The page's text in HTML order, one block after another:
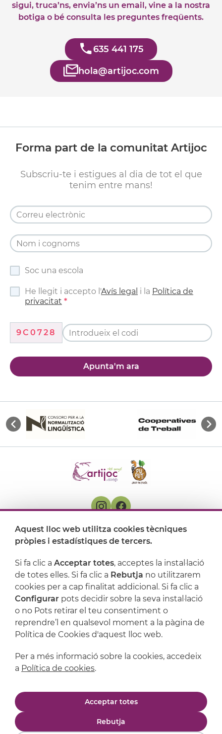
sigui, truca’ns, envia’ns un email, vine a la nostra
botiga o bé consulta les preguntes freqüents.
635 441 175
hola@artijoc.com
Forma part de la comunitat Artijoc
Subscriu-te i estigues al dia de tot el que
tenim entre mans!
Soc una escola
He llegit i accepto l'Avís legal i la Política de
privacitat
9C0728
Apunta'm ara
On ens trobem
Suport
Política de privacitat
Aquest lloc web utilitza cookies tècniques
pròpies i estadístiques de tercers.
Si fa clic a Acceptar totes, acceptes la instal·lació
de totes elles. Si fa clic a Rebutja no utilitzarem
cookies per a cap finalitat addicional. Si fa clic a
Configurar pots decidir sobre la seva instal·lació
o no Pots retirar el teu consentiment o
reprendre’l en qualsevol moment a la pàgina de
Política de Cookies d'aquest lloc web.
Per a més informació sobre la cookies, accedeix
a Política de cookies.
Acceptar totes
Rebutja